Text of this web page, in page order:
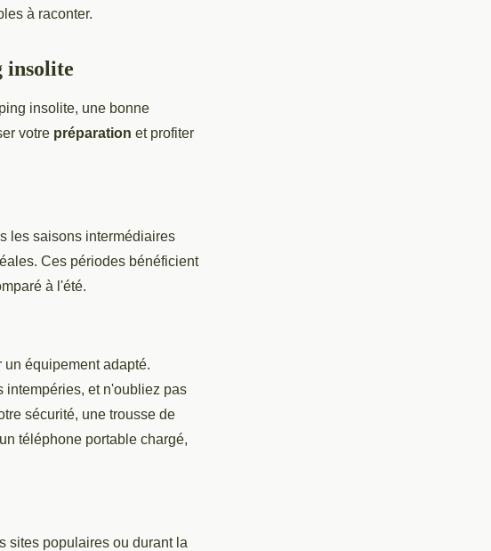
à raconter.
insolite
insolite, une bonne
votre préparation et profiter
les saisons intermédiaires
Ces périodes bénéficient
à l'été.
un équipement adapté.
intempéries, et n'oubliez pas
sécurité, une trousse de
téléphone portable chargé,
sites populaires ou durant la